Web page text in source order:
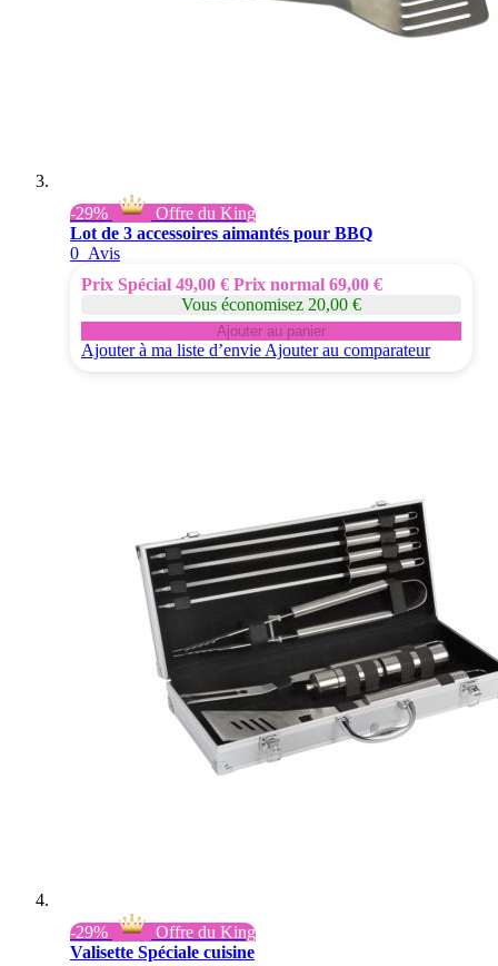
-29%
Offre du King
Lot de 3 accessoires aimantés pour BBQ
0 Avis
Prix Spécial 49,00 € Prix normal 69,00 €
Vous économisez 20,00 €
Ajouter au panier
Ajouter à ma liste d’envie Ajouter au comparateur
-29%
Offre du King
Valisette Spéciale cuisine